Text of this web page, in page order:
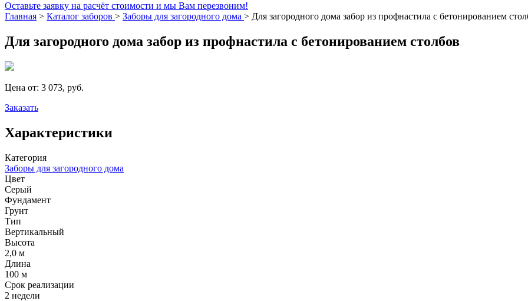
Оставьте заявку на расчёт стоимости и мы Вам перезвоним!
Главная > Каталог заборов > Заборы для загородного дома > Для загородного дома забор из профнастила с бетонированием
Для загородного дома забор из профнастила с бетонированием столбов
Цена от: 3 073, руб.
Заказать
Характеристики
Категория
Заборы для загородного дома
Цвет
Серый
Фундамент
Грунт
Тип
Вертикальный
Высота
2,0 м
Длина
100 м
Срок реализации
2 недели